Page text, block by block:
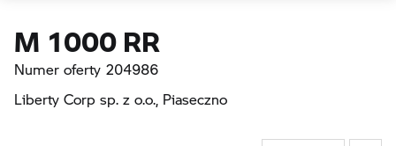
M 1000 RR
Numer oferty 204986
Liberty Corp sp. z o.o., Piaseczno